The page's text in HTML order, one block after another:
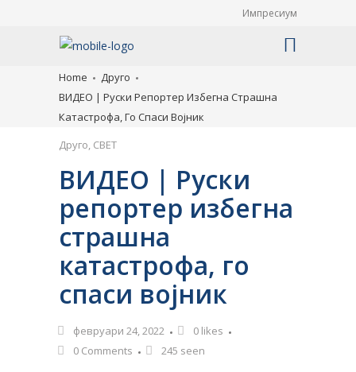
Импресиум
Home
Друго
ВИДЕО | Руски Репортер Избегна Страшна
Катастрофа, Го Спаси Војник
Друго, СВЕТ
ВИДЕО | Руски
репортер избегна
страшна
катастрофа, го
спаси војник
февруари 24, 2022 0 likes
0 Comments
245 seen